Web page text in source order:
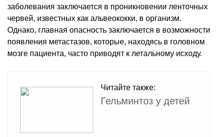
заболевания заключается в проникновении ленточных
червей, известных как альвеококки, в организм.
Однако, главная опасность заключается в возможности
появления метастазов, которые, находясь в головном
мозге пациента, часто приводят к летальному исходу.
Читайте также:
Гельминтоз у детей